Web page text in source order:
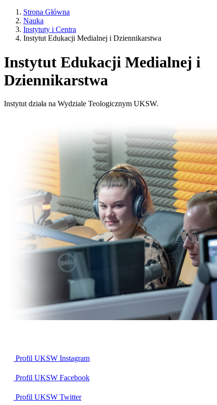
Strona Główna
Nauka
Instytuty i Centra
Instytut Edukacji Medialnej i Dziennikarstwa
Instytut Edukacji Medialnej i
Dziennikarstwa
Instytut działa na Wydziale Teologicznym UKSW.
Profil UKSW Instagram
Profil UKSW Facebook
Profil UKSW Twitter